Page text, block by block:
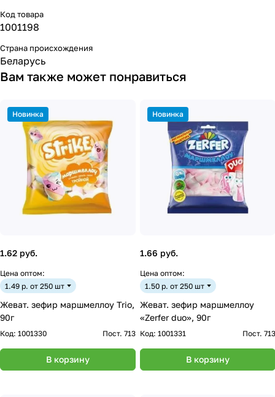
Код товара
1001198
Страна происхождения
Беларусь
Вам также может понравиться
Новинка
1.62 руб.
Цена оптом:
1.49 р. от 250 шт
Жеват. зефир маршмеллоу Trio,
90г
Код: 1001330 Пост. 713
В корзину
Новинка
1.66 руб.
Цена оптом:
1.50 р. от 250 шт
Жеват. зефир маршмеллоу
«Zerfer duo», 90г
Код: 1001331 Пост. 713
В корзину